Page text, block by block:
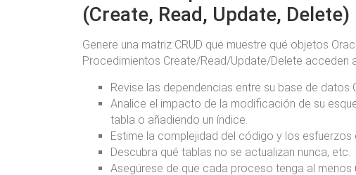
(Create, Read, Update, Delete)
Genere una matriz CRUD que muestre qué objetos
Procedimientos Create/Read/Update/Delete acceden
Revise las dependencias entre su base de datos
Analice el impacto de la modificación de su
tabla o añadiendo un índice.
Estime la complejidad del código y los esfuerzos
Descubra qué tablas no se actualizan nunca, etc.
Asegúrese de que cada proceso tenga al menos